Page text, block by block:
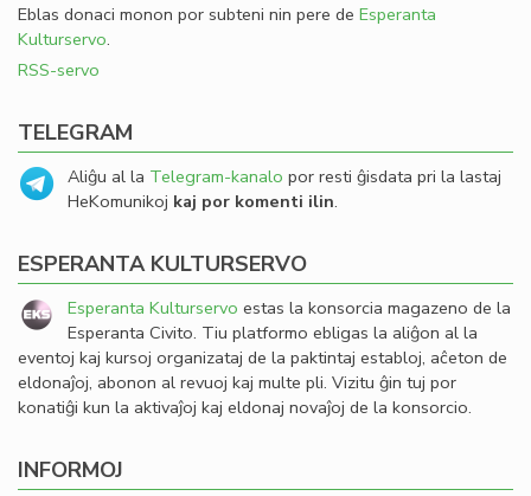
Eblas donaci monon por subteni nin pere de Esperanta
Kulturservo.
RSS-servo
TELEGRAM
Aliĝu al la Telegram-kanalo por resti ĝisdata pri la lastaj
HeKomunikoj kaj por komenti ilin.
ESPERANTA KULTURSERVO
Esperanta Kulturservo estas la konsorcia magazeno de la
Esperanta Civito. Tiu platformo ebligas la aliĝon al la
eventoj kaj kursoj organizataj de la paktintaj establoj, aĉeton de
eldonaĵoj, abonon al revuoj kaj multe pli. Vizitu ĝin tuj por
konatiĝi kun la aktivaĵoj kaj eldonaj novaĵoj de la konsorcio.
INFORMOJ